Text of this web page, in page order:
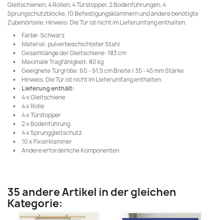
Gleitschienen, 4 Rollen, 4 Türstopper, 2 Bodenführungen, 4
Sprungschutzblöcke, 10 Befestigungsklammern und andere benötigte
Zubehörteile. Hinweis: Die Tür ist nicht im Lieferumfang enthalten.
Farbe: Schwarz
Material: pulverbeschichteter Stahl
Gesamtlänge der Gleitschiene: 183 cm
Maximale Tragfähigkeit: 80 kg
Geeignete Türgröße: 60 - 91,5 cm Breite / 35 - 45 mm Stärke
Hinweis: Die Tür ist nicht im Lieferumfang enthalten.
Lieferung enthält:
4 x Gleitschiene
4 x Rolle
4 x Türstopper
2 x Bodenführung
4 x Sprunggleitschutz
10 x Fixierklammer
Andere erforderliche Komponenten
35 andere Artikel in der gleichen
Kategorie: